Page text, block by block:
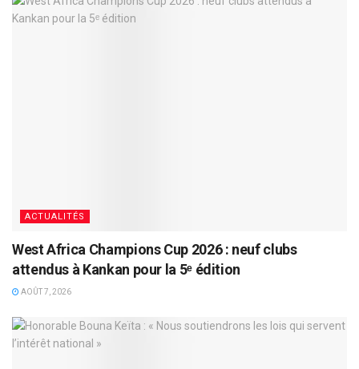
ACTUALITÉS
West Africa Champions Cup 2026 : neuf clubs
attendus à Kankan pour la 5ᵉ édition
AOÛT 7, 2026